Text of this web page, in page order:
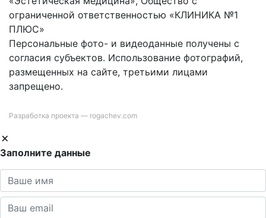
ограниченной ответственностью «КЛИНИКА №1
ПЛЮС»
Персональные фото- и видеоданные получены с
согласия субъектов. Использование фотографий,
размещенных на сайте, третьими лицами
запрещено.
Разработка проекта — rogachev.com
Заполните данные